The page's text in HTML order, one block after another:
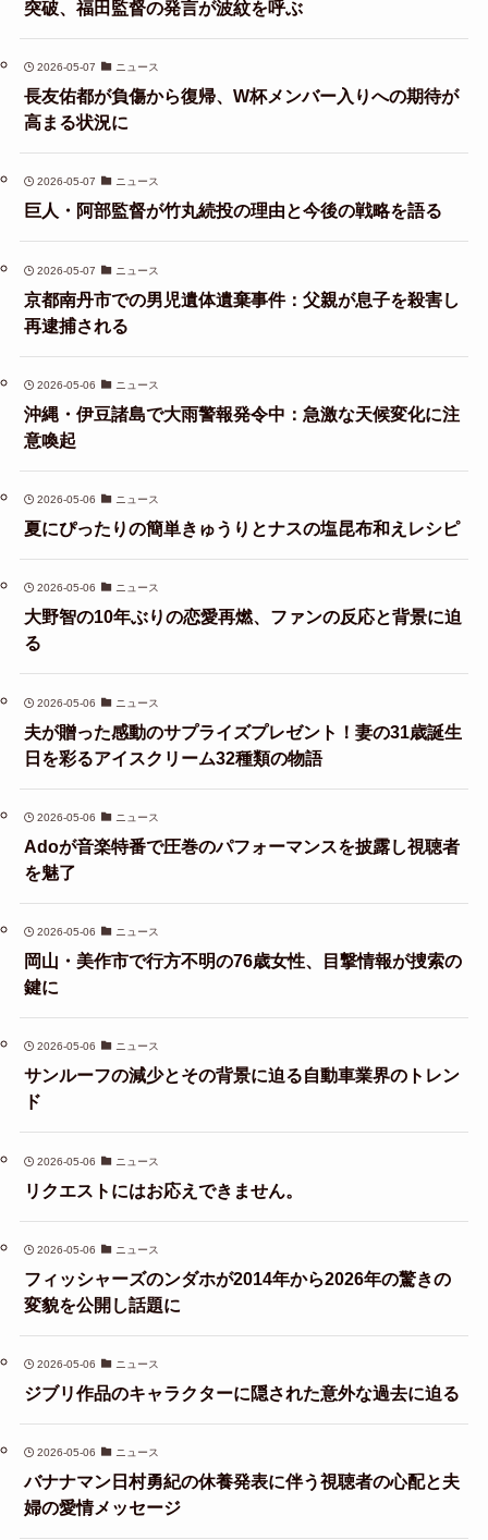
突破、福田監督の発言が波紋を呼ぶ
2026-05-07 ニュース
長友佑都が負傷から復帰、W杯メンバー入りへの期待が
高まる状況に
2026-05-07 ニュース
巨人・阿部監督が竹丸続投の理由と今後の戦略を語る
2026-05-07 ニュース
京都南丹市での男児遺体遺棄事件：父親が息子を殺害し
再逮捕される
2026-05-06 ニュース
沖縄・伊豆諸島で大雨警報発令中：急激な天候変化に注
意喚起
2026-05-06 ニュース
夏にぴったりの簡単きゅうりとナスの塩昆布和えレシピ
2026-05-06 ニュース
大野智の10年ぶりの恋愛再燃、ファンの反応と背景に迫
る
2026-05-06 ニュース
夫が贈った感動のサプライズプレゼント！妻の31歳誕生
日を彩るアイスクリーム32種類の物語
2026-05-06 ニュース
Adoが音楽特番で圧巻のパフォーマンスを披露し視聴者
を魅了
2026-05-06 ニュース
岡山・美作市で行方不明の76歳女性、目撃情報が捜索の
鍵に
2026-05-06 ニュース
サンルーフの減少とその背景に迫る自動車業界のトレン
ド
2026-05-06 ニュース
リクエストにはお応えできません。
2026-05-06 ニュース
フィッシャーズのンダホが2014年から2026年の驚きの
変貌を公開し話題に
2026-05-06 ニュース
ジブリ作品のキャラクターに隠された意外な過去に迫る
2026-05-06 ニュース
バナナマン日村勇紀の休養発表に伴う視聴者の心配と夫
婦の愛情メッセージ